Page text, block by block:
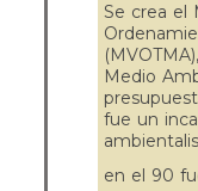
Se crea el
Medio
fue un
en el 90